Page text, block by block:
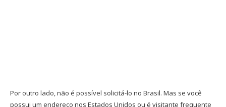
Por outro lado, não é possível solicitá-lo no Brasil. Mas se você
possui um endereço nos Estados Unidos ou é visitante frequente